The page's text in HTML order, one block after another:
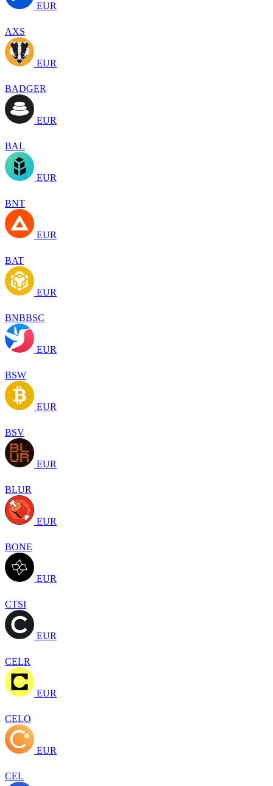
EUR
AXS
EUR
BADGER
EUR
BAL
EUR
BNT
EUR
BAT
EUR
BNBBSC
EUR
BSW
EUR
BSV
EUR
BLUR
EUR
BONE
EUR
CTSI
EUR
CELR
EUR
CELO
EUR
CEL